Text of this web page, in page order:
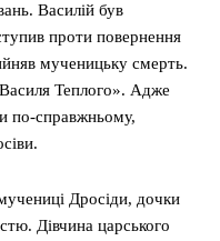
Василій був
проти повернення
мученицьку смерть.
Теплого». Адже
по-справжньому,
Дросіди, дочки
Дівчина царського